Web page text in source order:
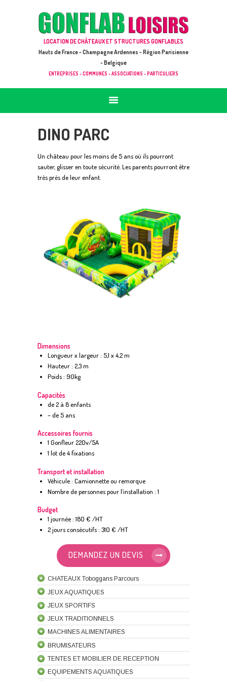
LOCATION DE CHÂTEAUX ET STRUCTURES GONFLABLES
Hauts de France - Champagne Ardennes - Région Parisienne
- Belgique
ENTREPRISES - COMMUNES - ASSOCIATIONS - PARTICULIERS
GONFLAB LOISIRS
ACCUEIL
JEUX À LOUER & PRESTATIONS
CATALOGUE / TARIF
DEMANDE DE DEVIS (SOUS 24H)
DINO PARC
Un château pour les moins de 5 ans où ils pourront
sauter, glisser en toute sécurité. Les parents pourront être
très près de leur enfant.
Dimensions
Longueur x largeur : 5,1 x 4,2 m
Hauteur : 2,3 m
Poids : 90kg
Capacités
de 2 à 8 enfants
– de 5 ans
Accessoires fournis
1 Gonfleur 220v/5A
1 lot de 4 fixations
Transport et installation
Véhicule : Camionnette ou remorque
Nombre de personnes pour l’installation : 1
Budget
1 journée : 180 € /HT
2 jours consécutifs : 310 € /HT
DEMANDEZ UN DEVIS
CHATEAUX Toboggans Parcours
JEUX AQUATIQUES
JEUX SPORTIFS
JEUX TRADITIONNELS
MACHINES ALIMENTAIRES
BRUMISATEURS
TENTES ET MOBILIER DE RECEPTION
EQUIPEMENTS AQUATIQUES